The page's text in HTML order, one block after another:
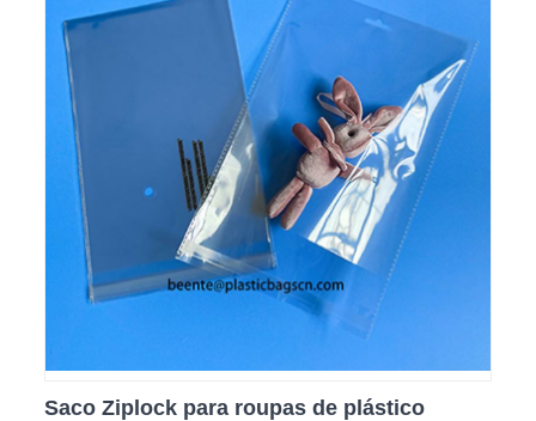
Saco Ziplock para roupas de plástico